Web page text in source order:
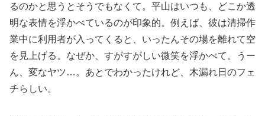
るのかと思うとそうでもなくて。平山はいつも、どこか透
明な表情を浮かべているのが印象的。例えば、彼は清掃作
業中に利用者が入ってくると、いったんその場を離れて空
を見上げる。なぜか、すがすがしい微笑を浮かべて。うー
ん、変なヤツ…。あとでわかったけれど、木漏れ日のフェ
チらしい。